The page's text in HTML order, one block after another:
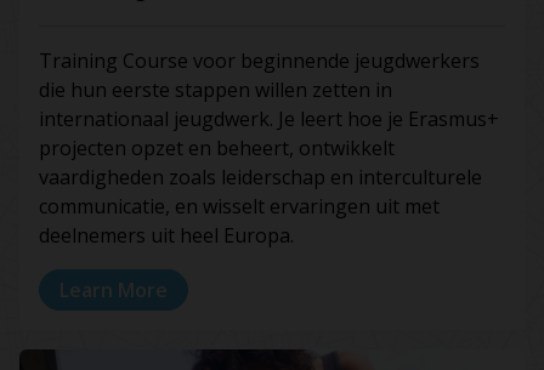
Training Course voor beginnende jeugdwerkers
die hun eerste stappen willen zetten in
internationaal jeugdwerk. Je leert hoe je Erasmus+
projecten opzet en beheert, ontwikkelt
vaardigheden zoals leiderschap en interculturele
communicatie, en wisselt ervaringen uit met
deelnemers uit heel Europa.
Learn More